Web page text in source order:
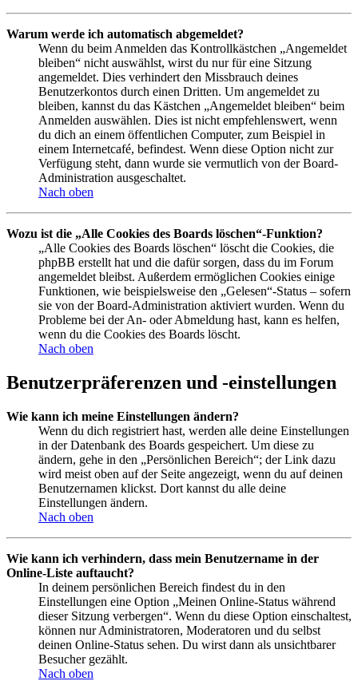
Warum werde ich automatisch abgemeldet?
Wenn du beim Anmelden das Kontrollkästchen „Angemeldet
bleiben“ nicht auswählst, wirst du nur für eine Sitzung
angemeldet. Dies verhindert den Missbrauch deines
Benutzerkontos durch einen Dritten. Um angemeldet zu
bleiben, kannst du das Kästchen „Angemeldet bleiben“ beim
Anmelden auswählen. Dies ist nicht empfehlenswert, wenn
du dich an einem öffentlichen Computer, zum Beispiel in
einem Internetcafé, befindest. Wenn diese Option nicht zur
Verfügung steht, dann wurde sie vermutlich von der Board-
Administration ausgeschaltet.
Nach oben
Wozu ist die „Alle Cookies des Boards löschen“-Funktion?
„Alle Cookies des Boards löschen“ löscht die Cookies, die
phpBB erstellt hat und die dafür sorgen, dass du im Forum
angemeldet bleibst. Außerdem ermöglichen Cookies einige
Funktionen, wie beispielsweise den „Gelesen“-Status – sofern
sie von der Board-Administration aktiviert wurden. Wenn du
Probleme bei der An- oder Abmeldung hast, kann es helfen,
wenn du die Cookies des Boards löscht.
Nach oben
Benutzerpräferenzen und -einstellungen
Wie kann ich meine Einstellungen ändern?
Wenn du dich registriert hast, werden alle deine Einstellungen
in der Datenbank des Boards gespeichert. Um diese zu
ändern, gehe in den „Persönlichen Bereich“; der Link dazu
wird meist oben auf der Seite angezeigt, wenn du auf deinen
Benutzernamen klickst. Dort kannst du alle deine
Einstellungen ändern.
Nach oben
Wie kann ich verhindern, dass mein Benutzername in der
Online-Liste auftaucht?
In deinem persönlichen Bereich findest du in den
Einstellungen eine Option „Meinen Online-Status während
dieser Sitzung verbergen“. Wenn du diese Option einschaltest,
können nur Administratoren, Moderatoren und du selbst
deinen Online-Status sehen. Du wirst dann als unsichtbarer
Besucher gezählt.
Nach oben